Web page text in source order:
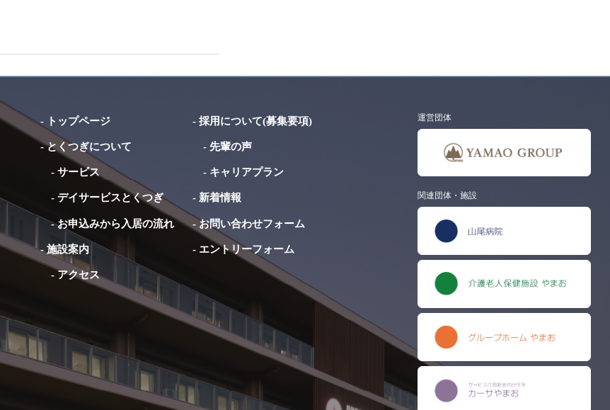
- トップページ
-とくつぎについて
- サービス
- デイサービスとくつぎ
-お申込みから入居の流れ
-施設案内
- アクセス
- 採用について(募集要項)
- 先輩の声
- キャリアプラン
- 新着情報
-お問い合わせフォーム
- エントリーフォーム
運営団体
関連団体・施設